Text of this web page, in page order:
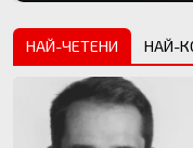
НАЙ-ЧЕТЕНИ НАЙ-